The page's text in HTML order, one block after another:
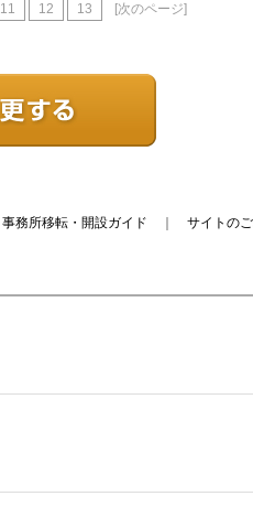
11 12 13 [次のページ]
事務所移転・開設ガイド サイトの